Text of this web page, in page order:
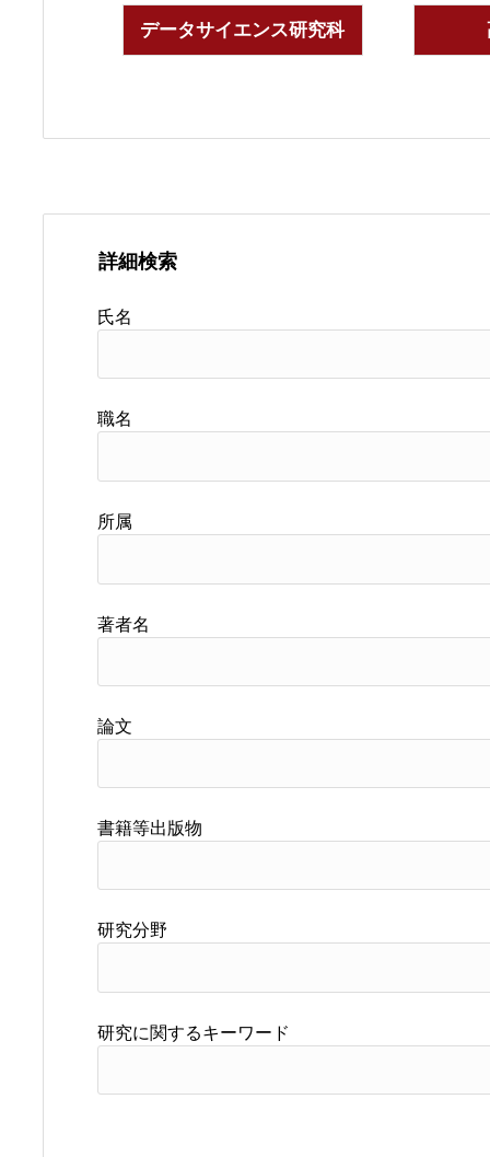
データサイエンス研究科
詳細検索
氏名
職名
所属
著者名
論文
書籍等出版物
研究分野
研究に関するキーワード